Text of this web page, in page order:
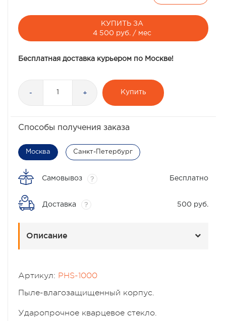
КУПИТЬ ЗА
4 500 руб. / мес
Бесплатная доставка курьером по Москве!
- + Купить
Способы получения заказа
Москва Санкт-Петербург
Самовывоз ? Бесплатно
Доставка ? 500 руб.
Описание
Артикул: PHS-1000
Пыле-влагозащищенный корпус.
Ударопрочное кварцевое стекло.